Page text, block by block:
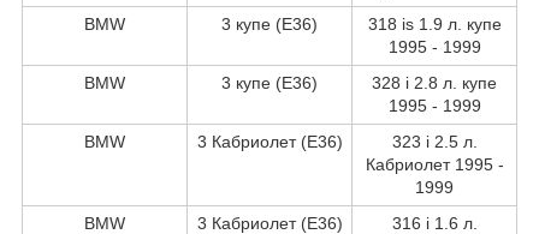
BMW
3 купе (E36)
318 is 1.9 л. купе
1995 - 1999
BMW
3 купе (E36)
328 i 2.8 л. купе
1995 - 1999
BMW
3 Кабриолет (E36)
323 i 2.5 л.
Кабриолет 1995 -
1999
BMW
3 Кабриолет (E36)
316 i 1.6 л.